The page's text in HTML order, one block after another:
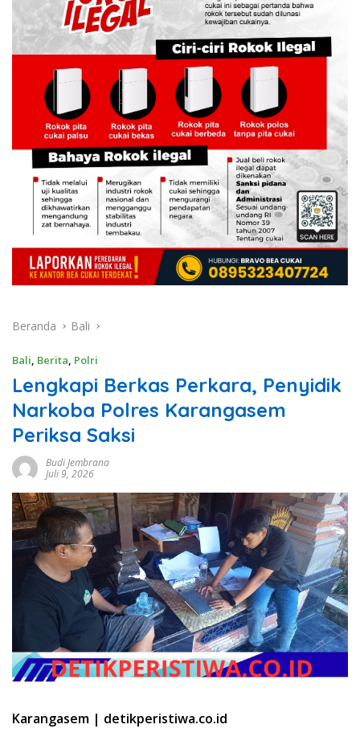
Beranda Bali
Bali, Berita, Polri
Lengkapi Berkas Perkara, Penyidik
Narkoba Polres Karangasem
Periksa Saksi
Budi Jembrana
Juli 9, 2026
Karangasem | detikperistiwa.co.id